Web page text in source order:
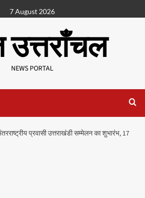
7 August 2026
NEWS PORTAL
प्रवासी उत्तराखंडी सम्मेलन का शुभारंभ, 17